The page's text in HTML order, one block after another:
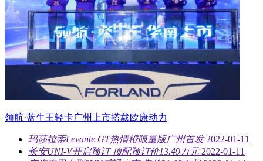
领航·蓝牛王轻卡广州上市搭载欧康动力
玛莎拉蒂Levante GT热情橙限量版广州首发 2022-01-11
长安UNI-V开启预订 顶配预订价13.49万元 2022-01-11